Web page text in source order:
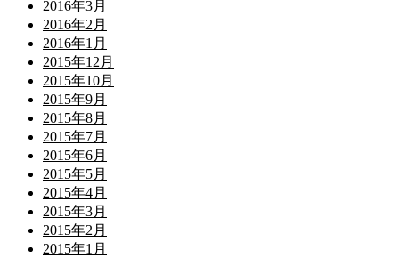
2016年3月
2016年2月
2016年1月
2015年12月
2015年10月
2015年9月
2015年8月
2015年7月
2015年6月
2015年5月
2015年4月
2015年3月
2015年2月
2015年1月